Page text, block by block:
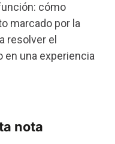
cómo
marcado por la
resolver el
en una experiencia
nota